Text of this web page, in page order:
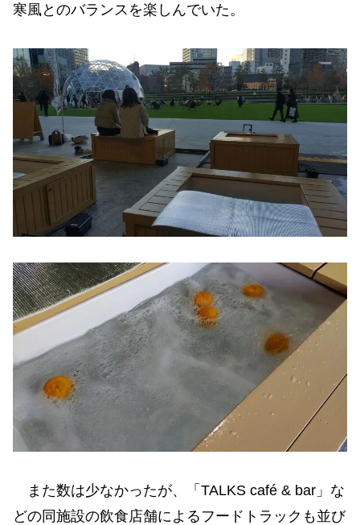
寒風とのバランスを楽しんでいた。
また数は少なかったが、「TALKS café & bar」な
どの同施設の飲食店舗によるフードトラックも並び